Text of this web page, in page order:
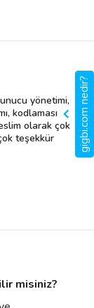
yönetimi,
kodlaması
olarak çok
teşekkür
misiniz?
gigbi.com nedir?